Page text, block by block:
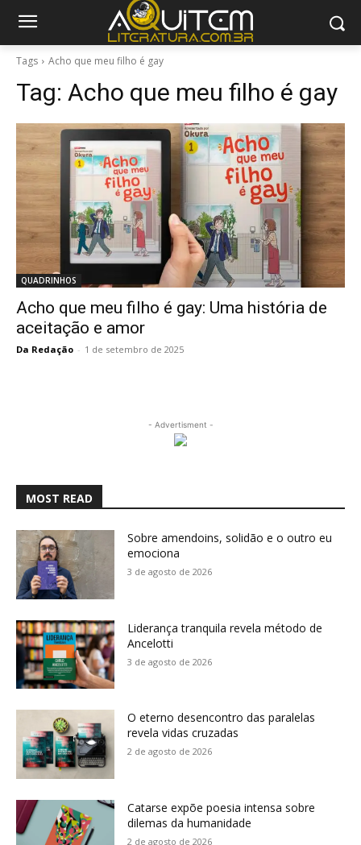
Tags Acho que meu filho é gay
Tag: Acho que meu filho é gay
QUADRINHOS
Acho que meu filho é gay: Uma história de
aceitação e amor
Da Redação - 1 de setembro de 2025
- Advertisment -
MOST READ
Sobre amendoins, solidão e o outro eu
emociona
3 de agosto de 2026
Liderança tranquila revela método de
Ancelotti
3 de agosto de 2026
O eterno desencontro das paralelas
revela vidas cruzadas
2 de agosto de 2026
Catarse expõe poesia intensa sobre
dilemas da humanidade
2 de agosto de 2026